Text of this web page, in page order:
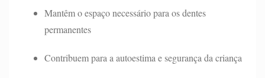
Mantêm o espaço necessário para os dentes
permanentes
Contribuem para a autoestima e segurança da criança